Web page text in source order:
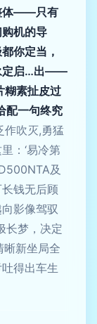
体——只有
机的导
你定当，
定启…出——
糊素扯皮过
配一句终究
作吹灭,勇猛
：‘易冷第
及
钱无后顾
影像驾驭
长梦，决定
晰新坐局全
得出车生